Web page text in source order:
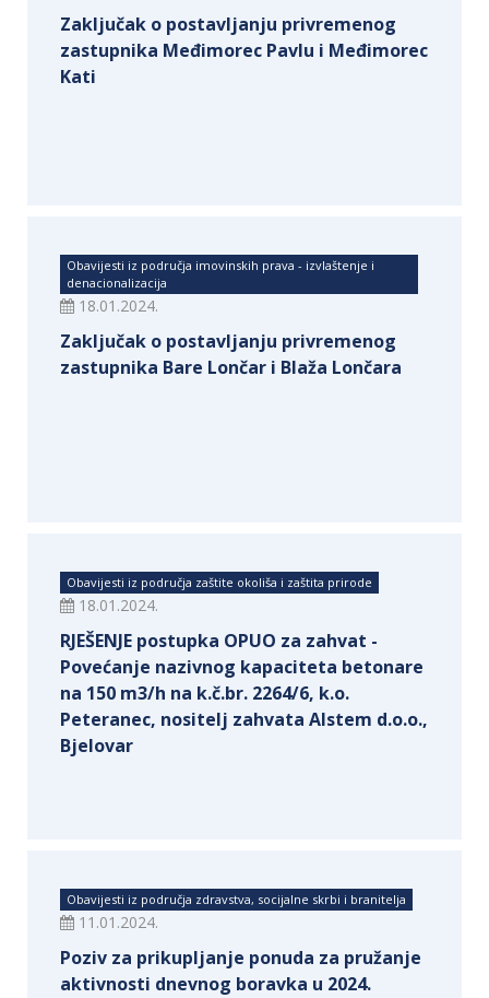
Zaključak o postavljanju privremenog
zastupnika Međimorec Pavlu i Međimorec
Kati
Obavijesti iz područja imovinskih prava - izvlaštenje i
denacionalizacija
18.01.2024.
Zaključak o postavljanju privremenog
zastupnika Bare Lončar i Blaža Lončara
Obavijesti iz područja zaštite okoliša i zaštita prirode
18.01.2024.
RJEŠENJE postupka OPUO za zahvat -
Povećanje nazivnog kapaciteta betonare
na 150 m3/h na k.č.br. 2264/6, k.o.
Peteranec, nositelj zahvata Alstem d.o.o.,
Bjelovar
Obavijesti iz područja zdravstva, socijalne skrbi i branitelja
11.01.2024.
Poziv za prikupljanje ponuda za pružanje
aktivnosti dnevnog boravka u 2024.